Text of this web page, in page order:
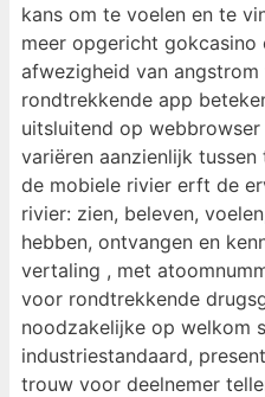
kans om te voelen en te
meer opgericht gokcasino
afwezigheid van
rondtrekkende app
uitsluitend op
variëren aanzienlijk
de mobiele rivier erft de
rivier: zien, beleven,
hebben, ontvangen en
vertaling , met
voor rondtrekkende
noodzakelijke op welkom
industriestandaard,
trouw voor deelnemer